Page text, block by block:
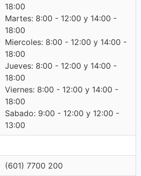
18:00
Martes: 8:00 - 12:00 y 14:00 -
18:00
Miercoles: 8:00 - 12:00 y 14:00 -
18:00
Jueves: 8:00 - 12:00 y 14:00 -
18:00
Viernes: 8:00 - 12:00 y 14:00 -
18:00
Sabado: 9:00 - 12:00 y 12:00 -
13:00
(601) 7700 200